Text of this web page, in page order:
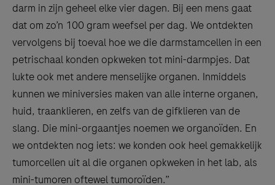
darm in zijn geheel elke vier dagen. Bij een mens gaat
dat om zo’n 100 gram weefsel per dag. We ontdekten
vervolgens bij toeval hoe we die darmstamcellen in een
petrischaal konden opkweken tot mini-darmpjes. Dat
lukte ook met andere menselijke organen. Inmiddels
kunnen we miniversies maken van alle interne organen,
huid, traanklieren, en zelfs van de gifklieren van de
slang. Die mini-orgaantjes noemen we organoïden. En
we ontdekten nog iets: we konden ook heel gemakkelijk
tumorcellen uit al die organen opkweken in het lab, als
mini-tumoren oftewel tumoroïden.”